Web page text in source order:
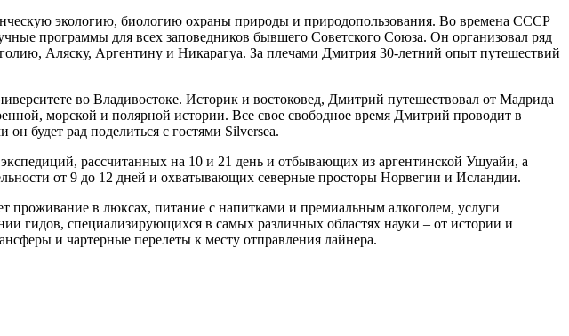
экологию, биологию охраны природы и природопользования. Во времена СССР
программы для всех заповедников бывшего Советского Союза. Он организовал ряд
Аляску, Аргентину и Никарагуа. За плечами Дмитрия 30-летний опыт путешествий
во Владивостоке. Историк и востоковед, Дмитрий путешествовал от Мадрида
морской и полярной истории. Все свое свободное время Дмитрий проводит в
будет рад поделиться с гостями Silversea.
рассчитанных на 10 и 21 день и отбывающих из аргентинской Ушуайи, а
от 9 до 12 дней и охватывающих северные просторы Норвегии и Исландии.
проживание в люксах, питание с напитками и премиальным алкоголем, услуги
гидов, специализирующихся в самых различных областях науки – от истории и
и чартерные перелеты к месту отправления лайнера.